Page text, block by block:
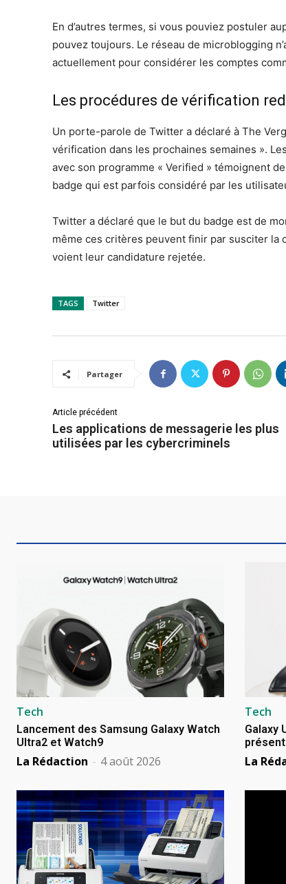
En d’autres termes, si vous pouviez postuler
pouvez toujours. Le réseau de microblogging
actuellement pour considérer les comptes
Les procédures de vérification
Un porte-parole de Twitter a déclaré à The
vérification dans les prochaines semaines ».
avec son programme « Verified » témoignent
badge qui est parfois considéré par les
Twitter a déclaré que le but du badge est de
même ces critères peuvent finir par susciter
voient leur candidature rejetée.
TAGS Twitter
Partager
Article précédent
Les applications de messagerie les plus
utilisées par les cybercriminels
Tech
Lancement des Samsung Galaxy Watch
Ultra2 et Watch9
La Rédaction - 4 août 2026
Tech
Galaxy
La